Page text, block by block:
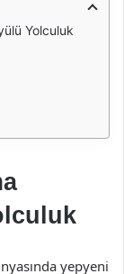
Yolculuk
yepyeni